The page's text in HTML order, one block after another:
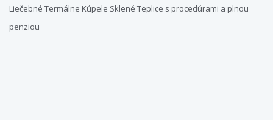
Liečebné Termálne Kúpele Sklené Teplice s procedúrami a plnou
penziou